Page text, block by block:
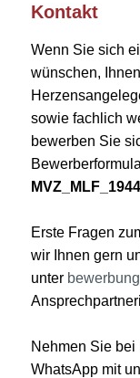
Kontakt
Wenn Sie sich
wünschen,
sowie fachlich
bewerben Sie
MVZ_MLF_1944
Erste Fragen
wir Ihnen gern
unter
Nehmen Sie
WhatsApp mit